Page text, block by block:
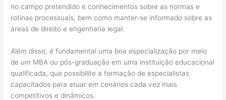
no campo pretendido e conhecimentos sobre as normas e
rotinas processuais, bem como manter-se informado sobre as
áreas de direito e engenharia legal.
Além disso, é fundamental uma boa especialização por meio
de um MBA ou pós-graduação em uma instituição educacional
qualificada, que possibilite a formação de especialistas
capacitados para atuar em cenários cada vez mais
competitivos e dinâmicos.